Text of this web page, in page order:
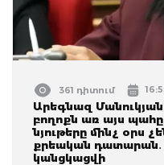
361 դիտում
Արեգնազ
բողոքն առ այս պահը
նյութերը մինչ օրս
քրեական դատարան․
կանցկացվի